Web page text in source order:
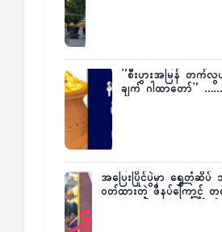
”စီးပွားအမြန် တက်လွ
ချက် ဂါထာတော်” ……
အပြေးပြိုင်ပွဲမှာ ရွှေတံဆိပ်
ဝတ်ထားတဲ့ ဖိနပ်ကြောင့် တ